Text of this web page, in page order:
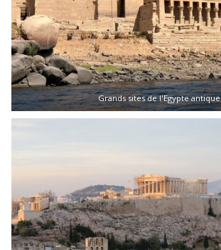
Grands sites de l'Egypte antique